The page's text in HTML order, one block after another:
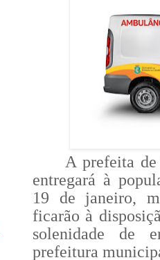
A prefeita de
entregará à
19 de janeiro,
ficarão à
solenidade de
prefeitura